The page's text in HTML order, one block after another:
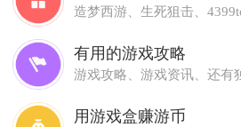
造梦西游、生死狙击、
有用的游戏攻略
游戏攻略、游戏资讯、还有
用游戏盒赚游币